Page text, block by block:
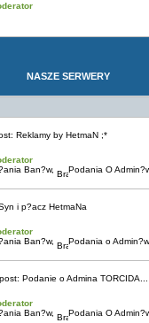
NASZE SERWERY
Reklamy by HetmaN ;*
Ban?w, Podania O
i p?acz HetmaNa
Ban?w, Podania o Admin?w
Podanie o Admina TORCIDA...
Ban?w, Podania O